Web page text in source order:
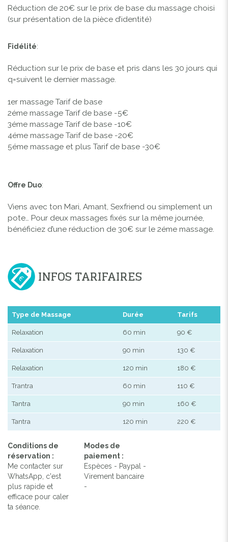
Réduction de 20€ sur le prix de base du massage choisi
(sur présentation de la pièce d’identité)
Fidélité:
Réduction sur le prix de base et pris dans les 30 jours qui
q=suivent le dernier massage.
1er massage Tarif de base
2éme massage Tarif de base -5€
3éme massage Tarif de base -10€
4éme massage Tarif de base -20€
5éme massage et plus Tarif de base -30€
Offre Duo:
Viens avec ton Mari, Amant, Sexfriend ou simplement un
pote… Pour deux massages fixés sur la même journée,
bénéficiez d’une réduction de 30€ sur le 2éme massage.
INFOS TARIFAIRES
Type de Massage Durée Tarifs
Relaxation 60 min 90 €
Relaxation 90 min 130 €
Relaxation 120 min 180 €
Trantra 60 min 110 €
Tantra 90 min 160 €
Tantra 120 min 220 €
Conditions de
réservation :
Me contacter sur
WhatsApp, c'est
plus rapide et
efficace pour caler
ta séance.
Modes de
paiement :
Espèces - Paypal -
Virement bancaire
-